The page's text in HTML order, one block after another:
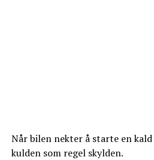
Når bilen nekter å starte en
kulden som regel skylden.